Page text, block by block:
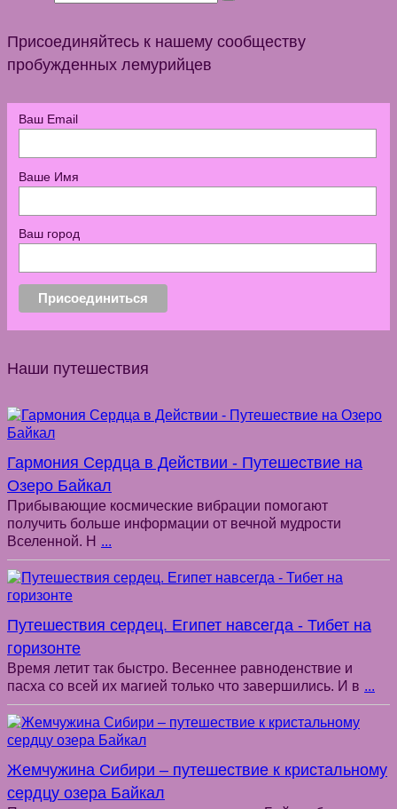
Присоединяйтесь к нашему сообществу
пробужденных лемурийцев
Ваш Email
Ваше Имя
Ваш город
Наши путешествия
Гармония Сердца в Действии - Путешествие на
Озеро Байкал
Прибывающие космические вибрации помогают
получить больше информации от вечной мудрости
Вселенной. Н ...
Путешествия сердец. Египет навсегда - Тибет на
горизонте
Время летит так быстро. Весеннее равноденствие и
пасха со всей их магией только что завершились. И в ...
Жемчужина Сибири – путешествие к кристальному
сердцу озера Байкал